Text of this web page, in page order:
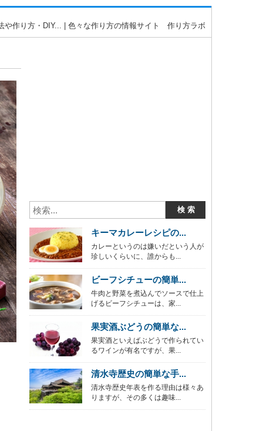
や作り方・DIY... | 色々な作り方の情報サイト 作り方ラボ
キーマカレーレシピの...
カレーというのは嫌いだという人が
珍しいくらいに、誰からも...
ビーフシチューの簡単...
牛肉と野菜を煮込んでソースで仕上
げるビーフシチューは、家...
果実酒ぶどうの簡単な...
果実酒といえばぶどうで作られてい
るワインが有名ですが、果...
清水寺歴史の簡単な手...
清水寺歴史年表を作る理由は様々あ
りますが、その多くは趣味...